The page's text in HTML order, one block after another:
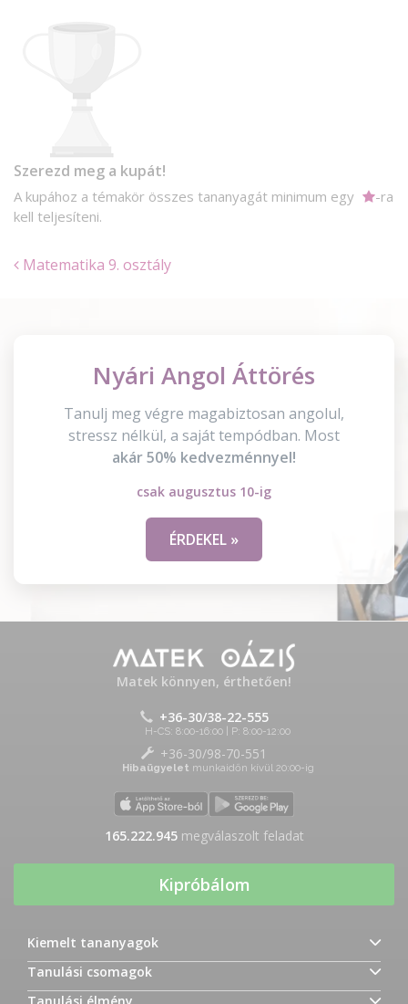
Szerezd meg a kupát!
A kupához a témakör összes tananyagát minimum egy
-ra
kell teljesíteni.
Matematika 9. osztály
Nyári Angol Áttörés
Tanulj meg végre magabiztosan angolul,
stressz nélkül, a saját tempódban. Most
akár 50% kedvezménnyel!
csak augusztus 10-ig
ÉRDEKEL »
Matek könnyen, érthetően!
+36-30/38-22-555
H-CS: 8:00-16:00 | P: 8:00-12:00
+36-30/98-70-551
Hibaügyelet munkaidőn kívül 20:00-ig
165.222.945megválaszolt feladat
Kipróbálom
Kiemelt tananyagok
Tanulási csomagok
Tanulási élmény